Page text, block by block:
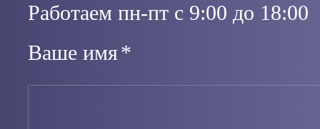
Работаем пн-пт с 9:00 до 18:00
Ваше имя*